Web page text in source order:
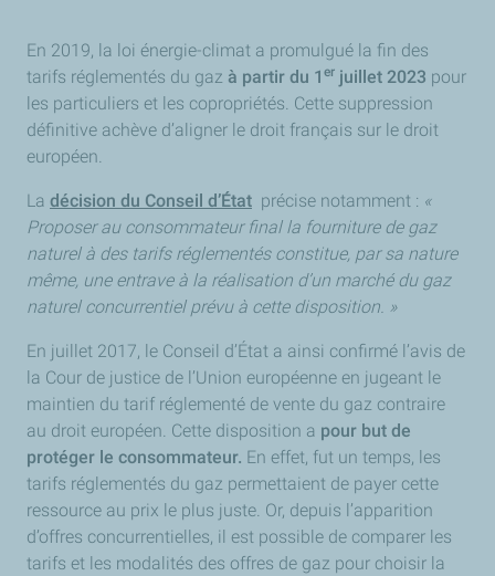
En 2019, la loi énergie-climat a promulgué la fin des
tarifs réglementés du gaz à partir du 1 er juillet 2023 pour
les particuliers et les copropriétés. Cette suppression
définitive achève d’aligner le droit français sur le droit
européen.
La décision du Conseil d’État précise notamment : «
Proposer au consommateur final la fourniture de gaz
naturel à des tarifs réglementés constitue, par sa nature
même, une entrave à la réalisation d’un marché du gaz
naturel concurrentiel prévu à cette disposition. »
En juillet 2017, le Conseil d’État a ainsi confirmé l’avis de
la Cour de justice de l’Union européenne en jugeant le
maintien du tarif réglementé de vente du gaz contraire
au droit européen. Cette disposition a pour but de
protéger le consommateur. En effet, fut un temps, les
tarifs réglementés du gaz permettaient de payer cette
ressource au prix le plus juste. Or, depuis l’apparition
d’offres concurrentielles, il est possible de comparer les
tarifs et les modalités des offres de gaz pour choisir la